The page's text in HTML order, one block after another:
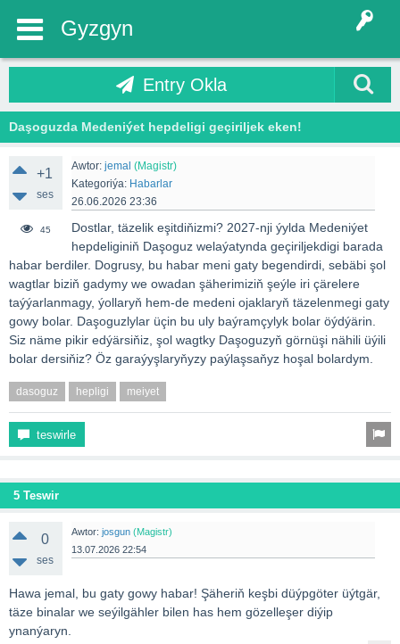
Gyzgyn
Entry Okla
Daşoguzda Medeniýet hepdeligi geçiriljek eken!
+1
ses
45
Awtor: jemal (Magistr)
Kategoriýa: Habarlar
26.06.2026 23:36
Dostlar, täzelik eşitdiňizmi? 2027-nji ýylda Medeniýet
hepdeliginiň Daşoguz welaýatynda geçiriljekdigi barada
habar berdiler. Dogrusy, bu habar meni gaty begendirdi, sebäbi şol
wagtlar biziň gadymy we owadan şäherimiziň şeýle iri çärelere
taýýarlanmagy, ýollaryň hem-de medeni ojaklaryň täzelenmegi gaty
gowy bolar. Daşoguzlylar üçin bu uly baýramçylyk bolar öýdýärin.
Siz näme pikir edýärsiňiz, şol wagtky Daşoguzyň görnüşi nähili üýili
bolar dersiňiz? Öz garaýyşlaryňyzy paýlaşsaňyz hoşal bolardym.
dasoguz hepligi meiyet
teswirle
5 Teswir
0
ses
Awtor: josgun (Magistr)
13.07.2026 22:54
Hawa jemal, bu gaty gowy habar! Şäheriň keşbi düýpgöter üýtgär,
täze binalar we seýilgähler bilen has hem gözelleşer diýip
ynanýaryn.